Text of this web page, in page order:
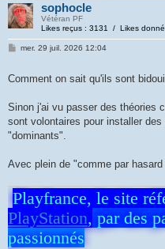
sophocle
Vétéran PF
Likes reçus : 3131 / Likes
mer. 29 juil. 2026 12:04
Comment on sait qu'ils sont
Sinon j'ai vu passer des théories
sont volontaires pour installer
"dominants".
Avec plein de "comme par hasard
Playfrance, le site
PlayStation, par des
passionnés